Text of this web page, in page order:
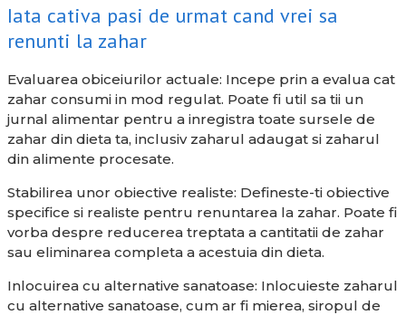
Iata cativa pasi de urmat cand vrei sa
renunti la zahar
Evaluarea obiceiurilor actuale: Incepe prin a evalua cat
zahar consumi in mod regulat. Poate fi util sa tii un
jurnal alimentar pentru a inregistra toate sursele de
zahar din dieta ta, inclusiv zaharul adaugat si zaharul
din alimente procesate.
Stabilirea unor obiective realiste: Defineste-ti obiective
specifice si realiste pentru renuntarea la zahar. Poate fi
vorba despre reducerea treptata a cantitatii de zahar
sau eliminarea completa a acestuia din dieta.
Inlocuirea cu alternative sanatoase: Inlocuieste zaharul
cu alternative sanatoase, cum ar fi mierea, siropul de